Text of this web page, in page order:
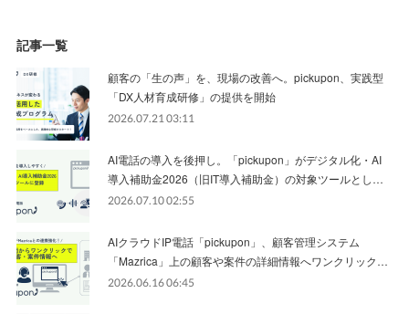
記事一覧
顧客の「生の声」を、現場の改善へ。pickupon、実践型
「DX人材育成研修」の提供を開始
2026.07.21 03:11
AI電話の導入を後押し。「pickupon」がデジタル化・AI
導入補助金2026（旧IT導入補助金）の対象ツールとし…
2026.07.10 02:55
AIクラウドIP電話「pickupon」、顧客管理システム
「Mazrica」上の顧客や案件の詳細情報へワンクリック…
2026.06.16 06:45